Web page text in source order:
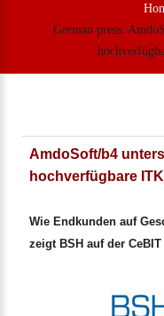
German press:
AmdoSoft/b4
hochverfügbare
Wie Endkunden auf
zeigt BSH auf der CeBIT